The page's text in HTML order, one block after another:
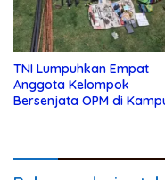
TNI Lumpuhkan Empat
Anggota Kelompok
Bersenjata OPM di